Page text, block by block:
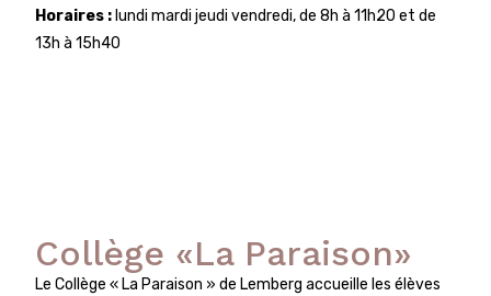
Horaires : lundi mardi jeudi vendredi, de 8h à 11h20 et de
13h à 15h40
Collège «La Paraison»
Le Collège « La Paraison » de Lemberg accueille les élèves